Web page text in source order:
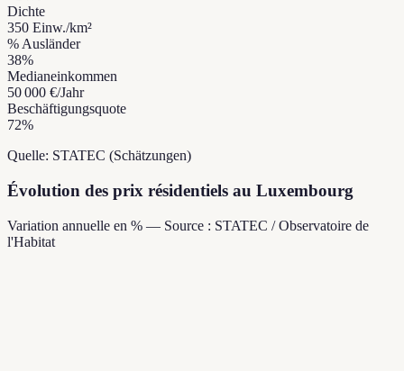
Dichte
350 Einw./km²
% Ausländer
38%
Medianeinkommen
50 000 €/Jahr
Beschäftigungsquote
72%
Quelle: STATEC (Schätzungen)
Évolution des prix résidentiels au Luxembourg
Variation annuelle en % — Source : STATEC / Observatoire de
l'Habitat